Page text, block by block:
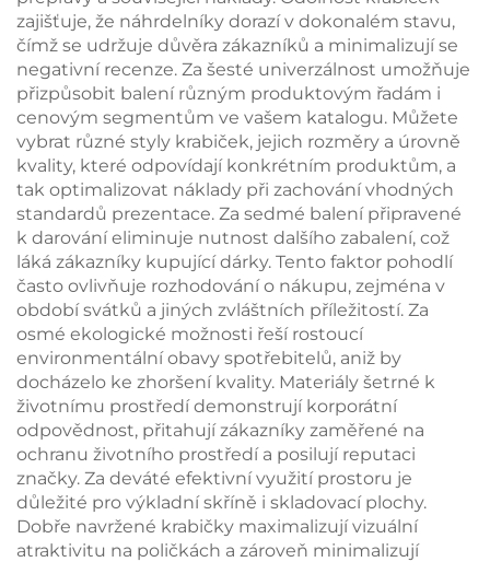
zajišťuje, že náhrdelníky dorazí v dokonalém stavu,
čímž se udržuje důvěra zákazníků a minimalizují se
negativní recenze. Za šesté univerzálnost umožňuje
přizpůsobit balení různým produktovým řadám i
cenovým segmentům ve vašem katalogu. Můžete
vybrat různé styly krabiček, jejich rozměry a úrovně
kvality, které odpovídají konkrétním produktům, a
tak optimalizovat náklady při zachování vhodných
standardů prezentace. Za sedmé balení připravené
k darování eliminuje nutnost dalšího zabalení, což
láká zákazníky kupující dárky. Tento faktor pohodlí
často ovlivňuje rozhodování o nákupu, zejména v
období svátků a jiných zvláštních příležitostí. Za
osmé ekologické možnosti řeší rostoucí
environmentální obavy spotřebitelů, aniž by
docházelo ke zhoršení kvality. Materiály šetrné k
životnímu prostředí demonstrují korporátní
odpovědnost, přitahují zákazníky zaměřené na
ochranu životního prostředí a posilují reputaci
značky. Za deváté efektivní využití prostoru je
důležité pro výkladní skříně i skladovací plochy.
Dobře navržené krabičky maximalizují vizuální
atraktivitu na poličkách a zároveň minimalizují